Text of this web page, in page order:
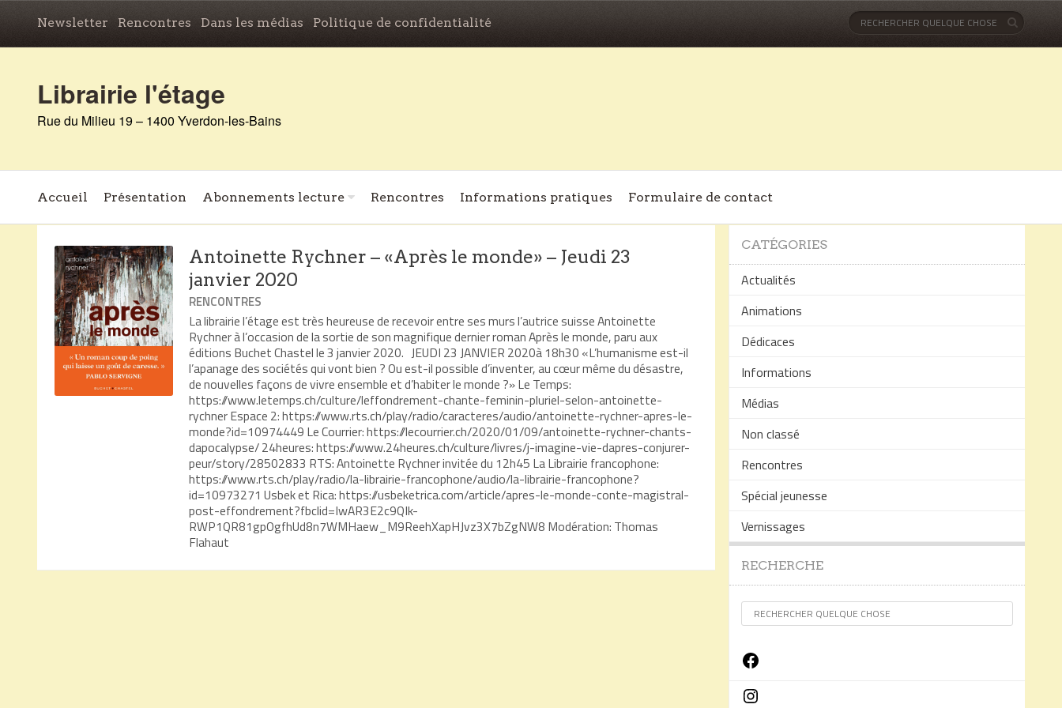
Newsletter Rencontres Dans les médias Politique de confidentialité
Librairie l'étage
Rue du Milieu 19 – 1400 Yverdon-les-Bains
Accueil Présentation Abonnements lecture Rencontres Informations pratiques Formulaire de contact
Antoinette Rychner – «Après le monde» – Jeudi 23
janvier 2020
RENCONTRES
La librairie l’étage est très heureuse de recevoir entre ses murs l’autrice suisse Antoinette
Rychner à l’occasion de la sortie de son magnifique dernier roman Après le monde, paru aux
éditions Buchet Chastel le 3 janvier 2020. JEUDI 23 JANVIER 2020à 18h30 «L’humanisme est-il
l’apanage des sociétés qui vont bien ? Ou est-il possible d’inventer, au cœur même du désastre,
de nouvelles façons de vivre ensemble et d’habiter le monde ?» Le Temps:
https://www.letemps.ch/culture/leffondrement-chante-feminin-pluriel-selon-antoinette-
rychner Espace 2: https://www.rts.ch/play/radio/caracteres/audio/antoinette-rychner-apres-le-
monde?id=10974449 Le Courrier: https://lecourrier.ch/2020/01/09/antoinette-rychner-chants-
dapocalypse/ 24heures: https://www.24heures.ch/culture/livres/j-imagine-vie-dapres-conjurer-
peur/story/28502833 RTS: Antoinette Rychner invitée du 12h45 La Librairie francophone:
https://www.rts.ch/play/radio/la-librairie-francophone/audio/la-librairie-francophone?
id=10973271 Usbek et Rica: https://usbeketrica.com/article/apres-le-monde-conte-magistral-
post-effondrement?fbclid=IwAR3E2c9QIk-
RWP1QR81gpOgfhUd8n7WMHaew_M9ReehXapHJvz3X7bZgNW8 Modération: Thomas
Flahaut
CATÉGORIES
Actualités
Animations
Dédicaces
Informations
Médias
Non classé
Rencontres
Spécial jeunesse
Vernissages
RECHERCHE